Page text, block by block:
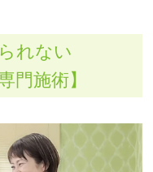
れない
門施術】